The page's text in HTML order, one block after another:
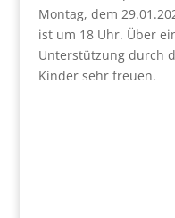
Montag, dem
ist um 18 Uhr. Über
Unterstützung durch
Kinder sehr freuen.